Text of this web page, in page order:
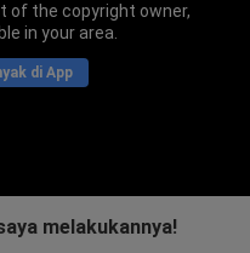
of the copyright owner,
in your area.
di App
melakukannya!